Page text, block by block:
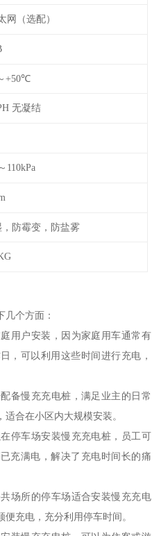
网（选配）
+50℃
无凝结
110kPa
，防霉变，防盐雾
个方面：
用户安装，因为家庭用车通常有
，可以利用这些时间进行充电，
备慢充充电桩，满足业主的日常
合在小区内大规模安装。
停车场安装慢充充电桩，员工可
充满电，解决了充电时间长的痛
场所的停车场适合安装慢充充电
充电，充分利用停车时间。